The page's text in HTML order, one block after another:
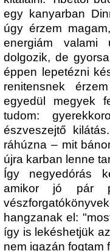
egy kanyarban
úgy érzem
energiám valami
dolgozik, de
éppen lepetézni
renitensnek
egyedül megyek
tudom:
észveszejtő
ráhúzna – mit
újra karban lenne
Így negyedórás
amikor jó pár
hangzanak el:
így is lekéshetjük
nem igazán fogtam